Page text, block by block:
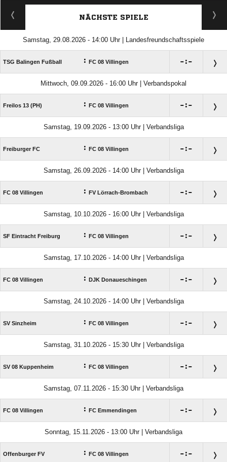
ANZEIGE
NÄCHSTE SPIELE
Samstag, 29.08.2026 - 14:00 Uhr | Landesfreundschaftsspiele
TSG Balingen Fußball : FC 08 Villingen :
Mittwoch, 09.09.2026 - 16:00 Uhr | Verbandspokal
Freilos 13 (PH) : FC 08 Villingen :
Samstag, 19.09.2026 - 13:00 Uhr | Verbandsliga
Freiburger FC : FC 08 Villingen :
Samstag, 26.09.2026 - 14:00 Uhr | Verbandsliga
FC 08 Villingen : FV Lörrach-Brombach :
Samstag, 10.10.2026 - 16:00 Uhr | Verbandsliga
SF Eintracht Freiburg : FC 08 Villingen :
Samstag, 17.10.2026 - 14:00 Uhr | Verbandsliga
FC 08 Villingen : DJK Donaueschingen :
Samstag, 24.10.2026 - 14:00 Uhr | Verbandsliga
SV Sinzheim : FC 08 Villingen :
Samstag, 31.10.2026 - 15:30 Uhr | Verbandsliga
SV 08 Kuppenheim : FC 08 Villingen :
Samstag, 07.11.2026 - 15:30 Uhr | Verbandsliga
FC 08 Villingen : FC Emmendingen :
Sonntag, 15.11.2026 - 13:00 Uhr | Verbandsliga
Offenburger FV : FC 08 Villingen :